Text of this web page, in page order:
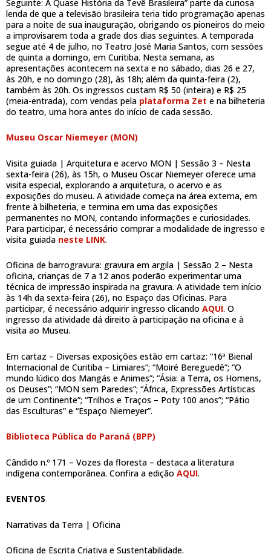
Seguinte: A Quase História da Tevê Brasileira” parte da curiosa
lenda de que a televisão brasileira teria tido programação apenas
para a noite de sua inauguração, obrigando os pioneiros do meio
a improvisarem toda a grade dos dias seguintes. A temporada
segue até 4 de julho, no Teatro José Maria Santos, com sessões
de quinta a domingo, em Curitiba. Nesta semana, as
apresentações acontecem na sexta e no sábado, dias 26 e 27,
às 20h, e no domingo (28), às 18h; além da quinta-feira (2),
também às 20h. Os ingressos custam R$ 50 (inteira) e R$ 25
(meia-entrada), com vendas pela plataforma Zet e na bilheteria
do teatro, uma hora antes do início de cada sessão.
Museu Oscar Niemeyer (MON)
Visita guiada | Arquitetura e acervo MON | Sessão 3 – Nesta
sexta-feira (26), às 15h, o Museu Oscar Niemeyer oferece uma
visita especial, explorando a arquitetura, o acervo e as
exposições do museu. A atividade começa na área externa, em
frente à bilheteria, e termina em uma das exposições
permanentes no MON, contando informações e curiosidades.
Para participar, é necessário comprar a modalidade de ingresso e
visita guiada neste LINK.
Oficina de barrogravura: gravura em argila | Sessão 2 – Nesta
oficina, crianças de 7 a 12 anos poderão experimentar uma
técnica de impressão inspirada na gravura. A atividade tem início
às 14h da sexta-feira (26), no Espaço das Oficinas. Para
participar, é necessário adquirir ingresso clicando AQUI. O
ingresso da atividade dá direito à participação na oficina e à
visita ao Museu.
Em cartaz – Diversas exposições estão em cartaz: “16ª Bienal
Internacional de Curitiba – Limiares”; “Moiré Bereguedê”; “O
mundo lúdico dos Mangás e Animes”; “Ásia: a Terra, os Homens,
os Deuses”; “MON sem Paredes”; “África, Expressões Artísticas
de um Continente”; “Trilhos e Traços – Poty 100 anos”; “Pátio
das Esculturas” e “Espaço Niemeyer”.
Biblioteca Pública do Paraná (BPP)
Cândido n.º 171 – Vozes da floresta – destaca a literatura
indígena contemporânea. Confira a edição AQUI.
EVENTOS
Narrativas da Terra | Oficina
Oficina de Escrita Criativa e Sustentabilidade.